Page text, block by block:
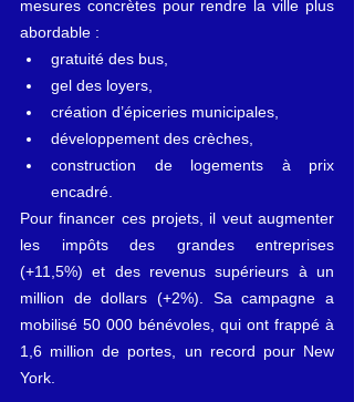
mesures concrètes pour rendre la ville plus
abordable :
gratuité des bus,
gel des loyers,
création d’épiceries municipales,
développement des crèches,
construction de logements à prix
encadré.
Pour financer ces projets, il veut augmenter
les impôts des grandes entreprises
(+11,5%) et des revenus supérieurs à un
million de dollars (+2%). Sa campagne a
mobilisé 50 000 bénévoles, qui ont frappé à
1,6 million de portes, un record pour New
York.